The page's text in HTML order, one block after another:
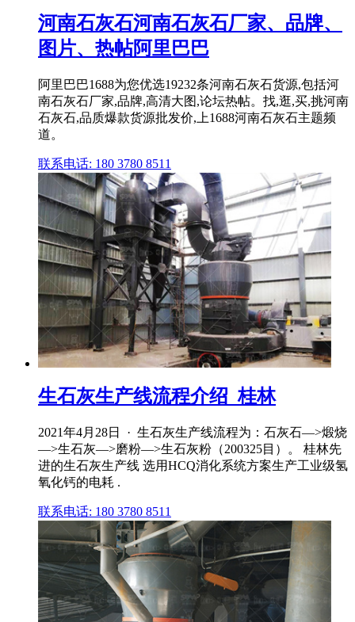
河南石灰石河南石灰石厂家、品牌、
图片、热帖阿里巴巴
阿里巴巴1688为您优选19232条河南石灰石货源,包括河
南石灰石厂家,品牌,高清大图,论坛热帖。找,逛,买,挑河南
石灰石,品质爆款货源批发价,上1688河南石灰石主题频
道。
联系电话: 180 3780 8511
生石灰生产线流程介绍_桂林
2021年4月28日 · 生石灰生产线流程为：石灰石—>煅烧
—>生石灰—>磨粉—>生石灰粉（200325目）。 桂林先
进的生石灰生产线 选用HCQ消化系统方案生产工业级氢
氧化钙的电耗 .
联系电话: 180 3780 8511